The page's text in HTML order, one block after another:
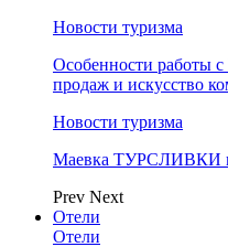
Новости туризма
Особенности работы
продаж и искусство
Новости туризма
Маевка ТУРСЛИВКИ в
Prev Next
Отели
Отели